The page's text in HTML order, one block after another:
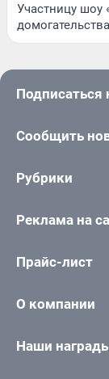
Участницу шоу
Подписаться
Сообщить
Рубрики
Реклама на
Прайс-лист
О компании
Наши